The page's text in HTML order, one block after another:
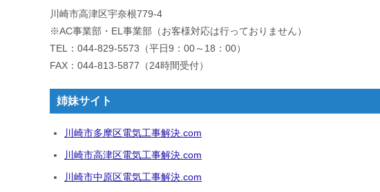
川崎市高津区宇奈根779-4
※AC事業部・EL事業部（お客様対応は行っておりません）
TEL：044-829-5573（平日9：00～18：00）
FAX：044-813-5877（24時間受付）
姉妹サイト
川崎市多摩区電気工事解決.com
川崎市高津区電気工事解決.com
川崎市中原区電気工事解決.com